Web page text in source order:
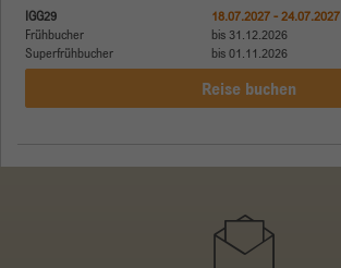
IGG29
Frühbucher
Superfrühbucher
18.07.2027 - 24.07.2027
bis 31.12.2026
bis 01.11.2026
Reise buchen